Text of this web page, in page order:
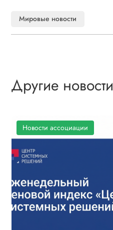
Мировые новости
Другие новости
Новости ассоциации